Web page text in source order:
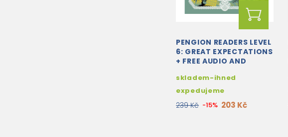
PENGION READERS LEVEL
6: GREAT EXPECTATIONS
+ FREE AUDIO AND
skladem-ihned
expedujeme
239 Kč -15% 203 Kč